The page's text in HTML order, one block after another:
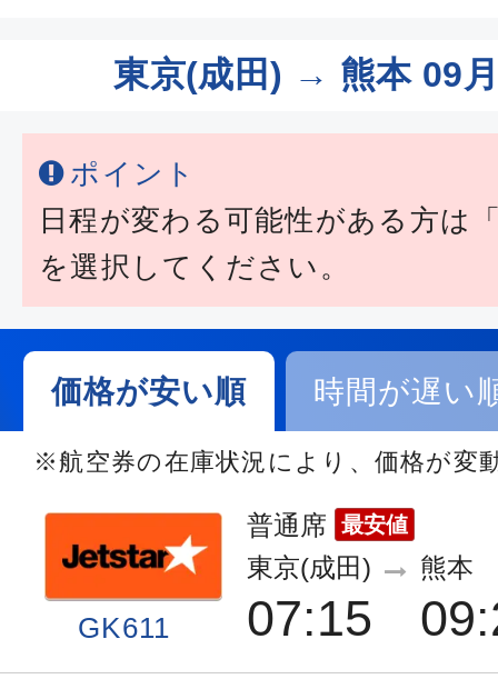
東京(成田) → 熊本 09
ポイント
日程が変わる可能性がある方は
を選択してください。
価格が安い順 時間が遅い
※航空券の在庫状況により、価格が変
GK611
普通席 最安値
東京(成田)
07:15
熊本